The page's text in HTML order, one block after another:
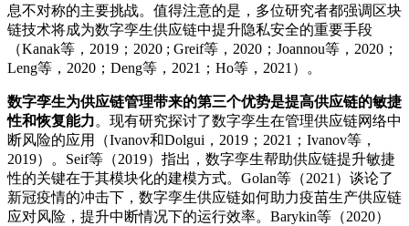
息不对称的主要挑战。值得注意的是，多位研究者都强调区块
链技术将成为数字孪生供应链中提升隐私安全的重要手段
（Kanak等，2019；2020 ; Greif等，2020；Joannou等，2020；
Leng等，2020；Deng等，2021；Ho等，2021）。
数字孪生为供应链管理带来的第三个优势是提高供应链的敏捷
性和恢复能力。现有研究探讨了数字孪生在管理供应链网络中
断风险的应用（Ivanov和Dolgui，2019；2021；Ivanov等，
2019）。Seif等（2019）指出，数字孪生帮助供应链提升敏捷
性的关键在于其模块化的建模方式。Golan等（2021）谈论了
新冠疫情的冲击下，数字孪生供应链如何助力疫苗生产供应链
应对风险，提升中断情况下的运行效率。Barykin等（2020）